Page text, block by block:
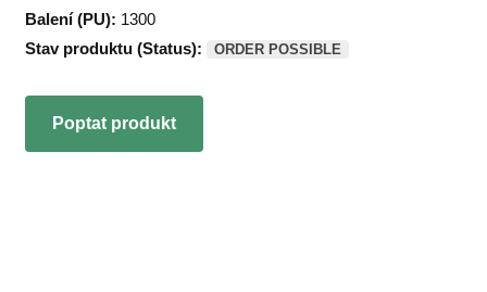
Balení (PU): 1300
Stav produktu (Status):
ORDER POSSIBLE
Poptat produkt